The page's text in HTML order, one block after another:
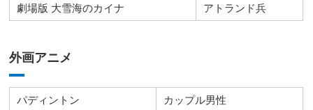
劇場版 大雪海のカイナ アトランド兵
外画アニメ
パディントン カップル男性